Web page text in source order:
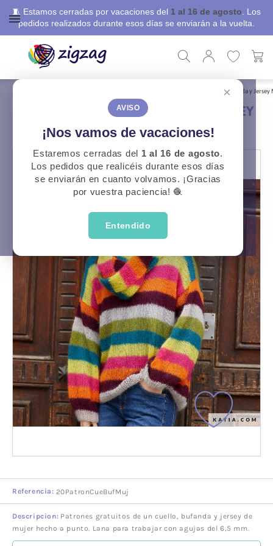
🧵 Estamos cerradas por vacaciones del 1 al 16 de agosto . Los
pedidos realizados durante esos días se enviarán a la vuelta.
×
AVISO
¡Nos vamos de vacaciones!
Estaremos cerradas del 1 al 16 de agosto.
Los pedidos que realicéis durante esos días
se enviarán en cuanto volvamos. ¡Gracias
por vuestra paciencia! 🧶
Entendido
Patrones Cuello, Bufanda y Jersey
PATRONES CUELLO, BUFANDA Y JERSEY
MUJER
Referencia: 20PatronCueBufMuj
Descripcion: Patrones gratuitos de un cuello, bufanda y jersey de
mujer hecho a punto. Lana para trabajar con agujas del 6,5 mm.